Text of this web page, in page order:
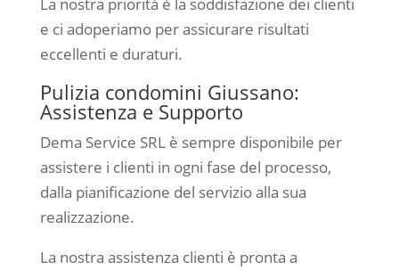
e ci adoperiamo per assicurare risultati
eccellenti e duraturi.
Pulizia condomini Giussano:
Assistenza e Supporto
Dema Service SRL è sempre disponibile per
assistere i clienti in ogni fase del processo,
dalla pianificazione del servizio alla sua
realizzazione.
La nostra assistenza clienti è pronta a